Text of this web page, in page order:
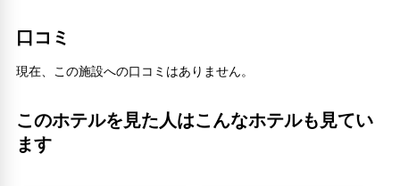
口コミ
現在、この施設への口コミはありません。
このホテルを見た人はこんなホテルも見てい
ます